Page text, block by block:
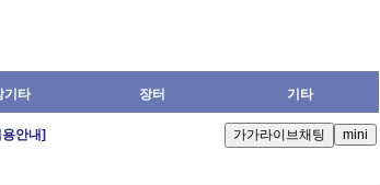
기타 장터 기타
안내]